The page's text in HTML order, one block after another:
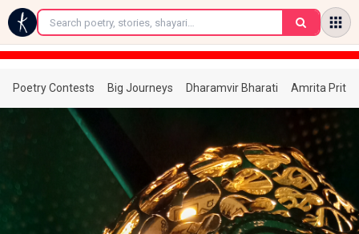
←
Poetry Contests Big Journeys Dharamvir Bharati Amrita